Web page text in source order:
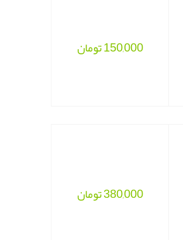
150,000تومان
380,000تومان